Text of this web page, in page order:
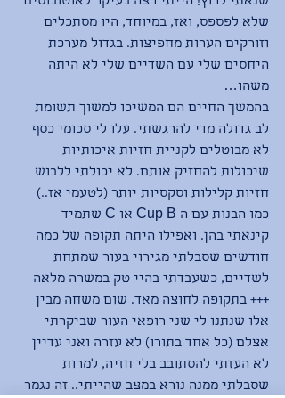
שלא לפספס, ואז, במיוחד, היו מסתכלים
וזורקים הערות מחפיצות. בגדול מערכת
היחסים שלי עם השדיים שלי לא היתה
משהו…
בהמשך החיים הם המשיכו למשוך תשומת
לב גדולה מדי להרגשתי. עלו לי סכומי כסף
לא מבוטלים לקניית חזיות איכותיות
שיכולות להחזיק אותם. לא יכולתי ללבוש
חזיות קלילות וסקסיות יותר (לטעמי אז..)
כמו הבנות עם ה Cup B או C שתמיד
קינאתי בהן. ואפילו היתה תקופה של כמה
חודשים שסבלתי מגירוי בעור שמתחת
לשדיים, כשעבדתי בהיי טק במשרה מלאה
+++ בתקופה לחוצה מאד. שום משחה מבין
אלו שנתנו לי שני רופאי העור שביקרתי
אצלם (כל אחד בתורו) לא עזרה ואני עדיין
לא העזתי להסתובב בלי חזיה, למרות
שסבלתי ממנה נורא במצב שהייתי.. זה נגמר